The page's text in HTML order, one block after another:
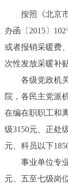
按照《北京市
办函〔2015〕
或者报销采暖费
次性发放采暖补贴
各级党政机关
院，各民主党派
在编在职职工和
级3150元、正处
元、科员以下
事业单位专业
元、五至七级岗